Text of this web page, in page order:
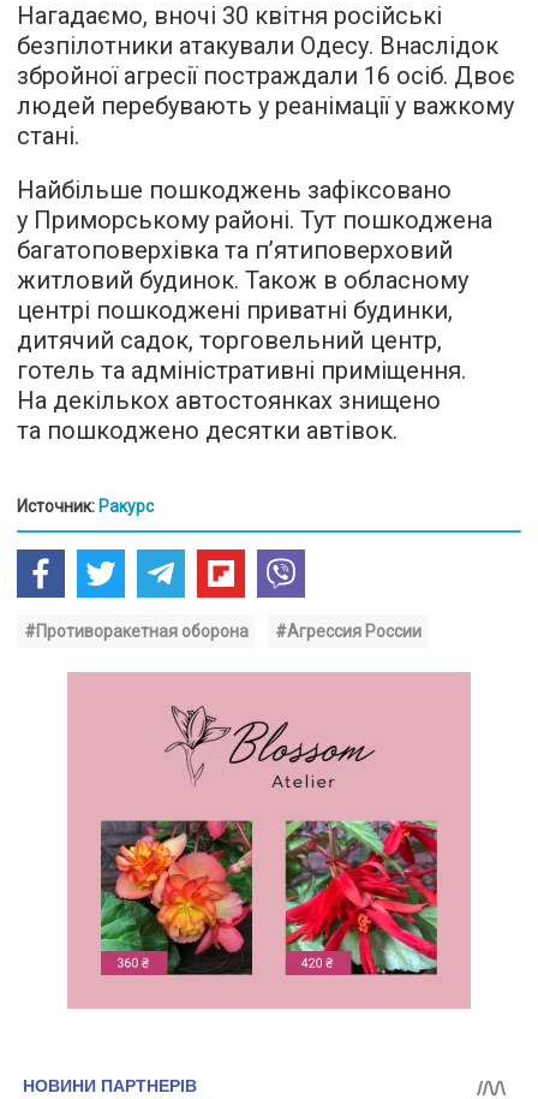
Нагадаємо, вночі 30 квітня російські
безпілотники атакували Одесу. Внаслідок
збройної агресії постраждали 16 осіб. Двоє
людей перебувають у реанімації у важкому
стані.
Найбільше пошкоджень зафіксовано
у Приморському районі. Тут пошкоджена
багатоповерхівка та п’ятиповерховий
житловий будинок. Також в обласному
центрі пошкоджені приватні будинки,
дитячий садок, торговельний центр,
готель та адміністративні приміщення.
На декількох автостоянках знищено
та пошкоджено десятки автівок.
Источник: Ракурс
#Противоракетная оборона #Агрессия России